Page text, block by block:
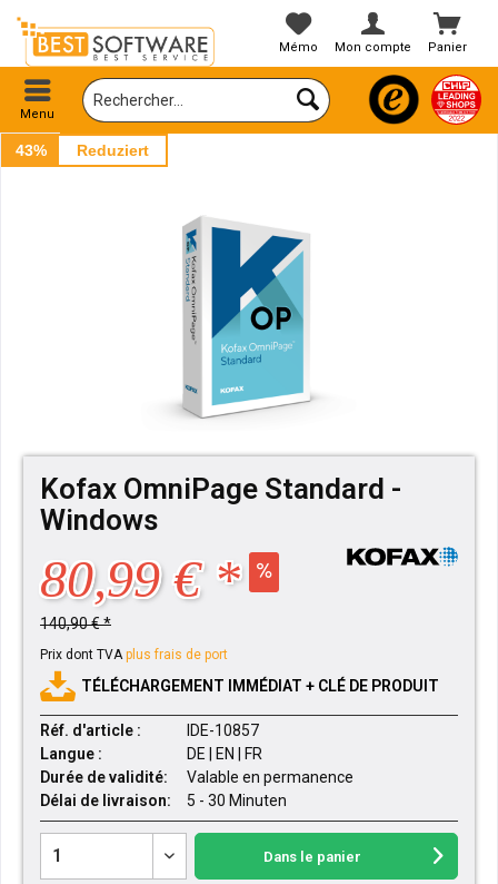
Panier
Mémo Mon compte
Menu
43% Reduziert
Kofax OmniPage Standard -
Windows
80,99 € *
140,90 € *
Prix dont TVAplus frais de port
TÉLÉCHARGEMENT IMMÉDIAT + CLÉ DE PRODUIT
Réf. d'article :
IDE-10857
Langue :
DE | EN | FR
Durée de validité:
Valable en permanence
Délai de livraison:
5 - 30 Minuten
Dans le panier